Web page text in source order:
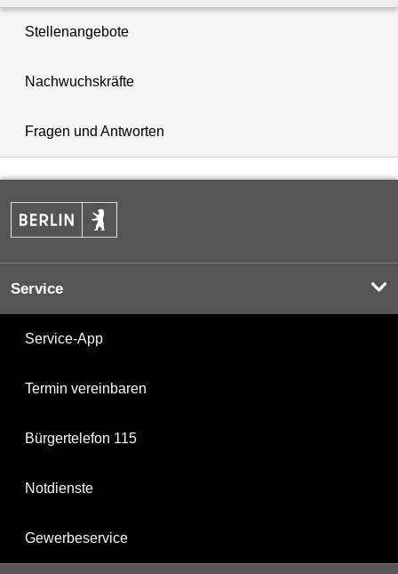
Stellenangebote
Nachwuchskräfte
Fragen und Antworten
Service
Service-App
Termin vereinbaren
Bürgertelefon 115
Notdienste
Gewerbeservice